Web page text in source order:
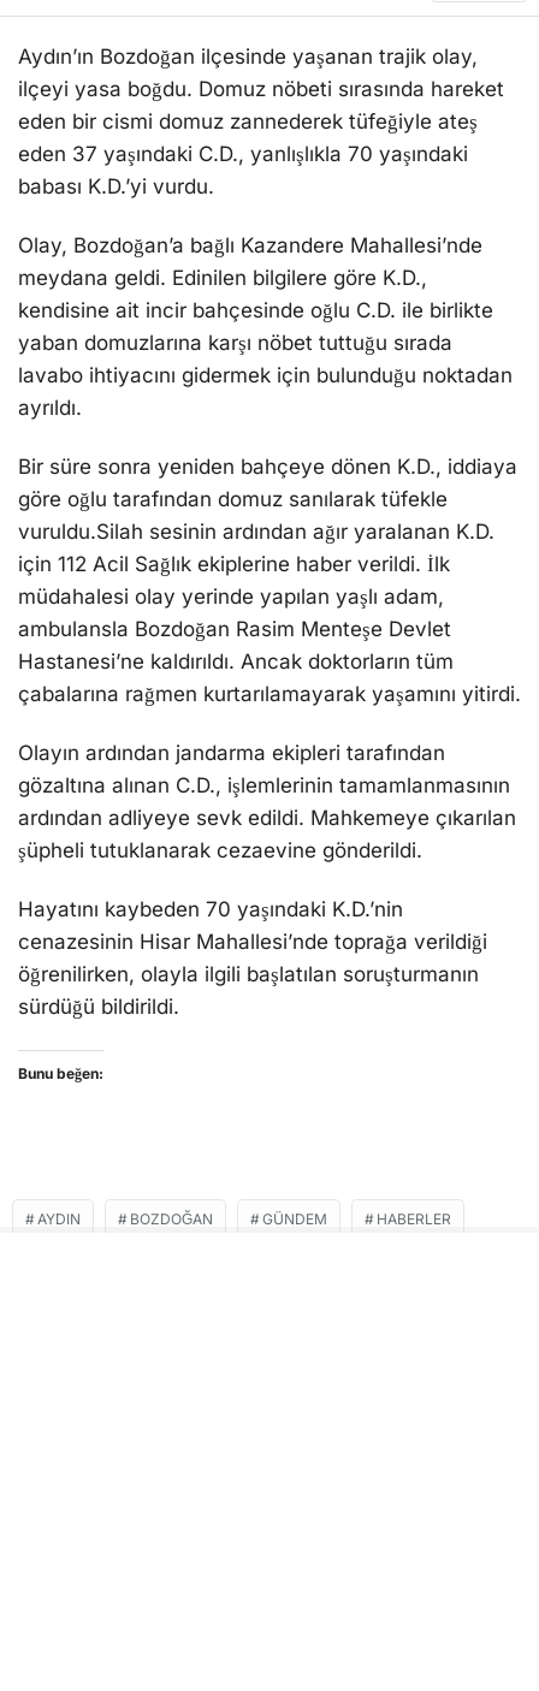
Aydın’ın Bozdoğan ilçesinde yaşanan trajik olay,
ilçeyi yasa boğdu. Domuz nöbeti sırasında hareket
eden bir cismi domuz zannederek tüfeğiyle ateş
eden 37 yaşındaki C.D., yanlışlıkla 70 yaşındaki
babası K.D.’yi vurdu.
Olay, Bozdoğan’a bağlı Kazandere Mahallesi’nde
meydana geldi. Edinilen bilgilere göre K.D.,
kendisine ait incir bahçesinde oğlu C.D. ile birlikte
yaban domuzlarına karşı nöbet tuttuğu sırada
lavabo ihtiyacını gidermek için bulunduğu noktadan
ayrıldı.
Bir süre sonra yeniden bahçeye dönen K.D., iddiaya
göre oğlu tarafından domuz sanılarak tüfekle
vuruldu.Silah sesinin ardından ağır yaralanan K.D.
için 112 Acil Sağlık ekiplerine haber verildi. İlk
müdahalesi olay yerinde yapılan yaşlı adam,
ambulansla Bozdoğan Rasim Menteşe Devlet
Hastanesi’ne kaldırıldı. Ancak doktorların tüm
çabalarına rağmen kurtarılamayarak yaşamını yitirdi.
Olayın ardından jandarma ekipleri tarafından
gözaltına alınan C.D., işlemlerinin tamamlanmasının
ardından adliyeye sevk edildi. Mahkemeye çıkarılan
şüpheli tutuklanarak cezaevine gönderildi.
Hayatını kaybeden 70 yaşındaki K.D.’nin
cenazesinin Hisar Mahallesi’nde toprağa verildiği
öğrenilirken, olayla ilgili başlatılan soruşturmanın
sürdüğü bildirildi.
Bunu beğen:
AYDIN BOZDOĞAN GÜNDEM HABERLER